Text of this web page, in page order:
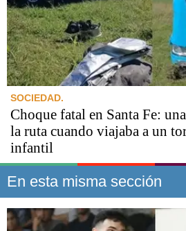
SOCIEDAD.
Choque fatal en Santa Fe:
la ruta cuando viajaba a un
infantil
En esta misma sección